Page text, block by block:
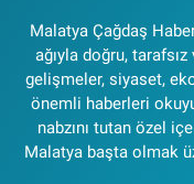
Malatya Çağdaş
ağıyla doğru,
gelişmeler, siyaset,
önemli haberleri
nabzını tutan özel
Malatya başta olmak